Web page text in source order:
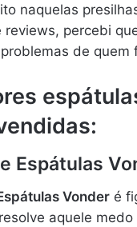
naquelas
reviews, percebi
de quem
Espátulas
Vonder é
aquele